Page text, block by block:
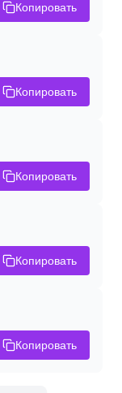
Копировать
Копировать
Копировать
Копировать
Копировать